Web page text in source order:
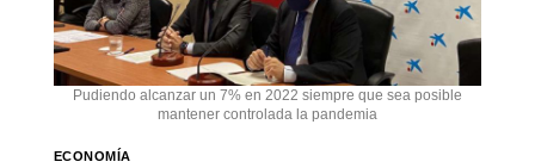
Pudiendo alcanzar un 7% en 2022 siempre que sea posible
mantener controlada la pandemia
ECONOMÍA